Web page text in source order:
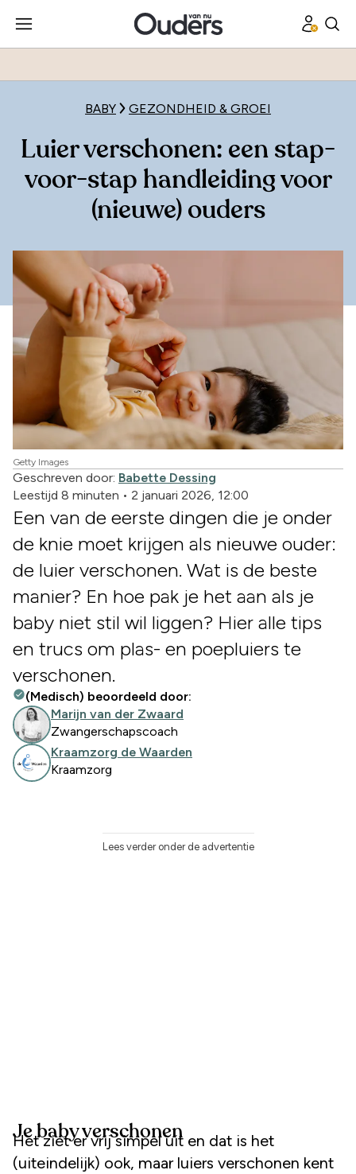
BABY GEZONDHEID & GROEI
Luier verschonen: een stap-
voor-stap handleiding voor
(nieuwe) ouders
Getty Images
Geschreven door: Babette Dessing
Leestijd 8 minuten • 2 januari 2026, 12:00
Een van de eerste dingen die je onder
de knie moet krijgen als nieuwe ouder:
de luier verschonen. Wat is de beste
manier? En hoe pak je het aan als je
baby niet stil wil liggen? Hier alle tips
en trucs om plas- en poepluiers te
verschonen.
(Medisch) beoordeeld door:
Marijn van der Zwaard
Zwangerschapscoach
Kraamzorg de Waarden
Kraamzorg
Lees verder onder de advertentie
Je baby verschonen
Het ziet er vrij simpel uit en dat is het
(uiteindelijk) ook, maar luiers verschonen kent